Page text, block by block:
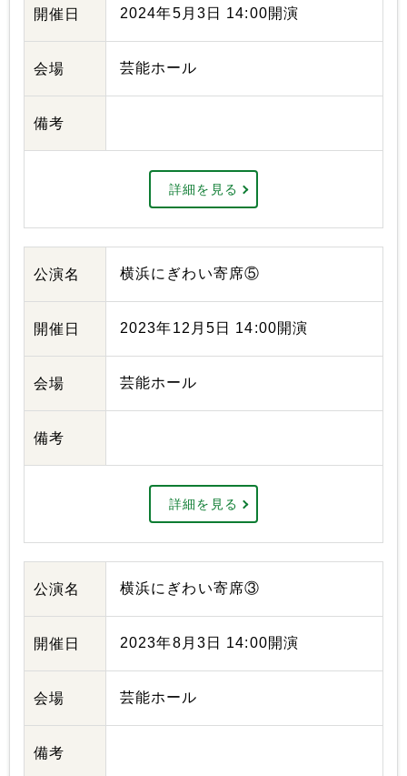
開催日 2024年5月3日 14:00開演
会場 芸能ホール
備考
詳細を見る
公演名 横浜にぎわい寄席⑤
開催日 2023年12月5日 14:00開演
会場 芸能ホール
備考
詳細を見る
公演名 横浜にぎわい寄席③
開催日 2023年8月3日 14:00開演
会場 芸能ホール
備考